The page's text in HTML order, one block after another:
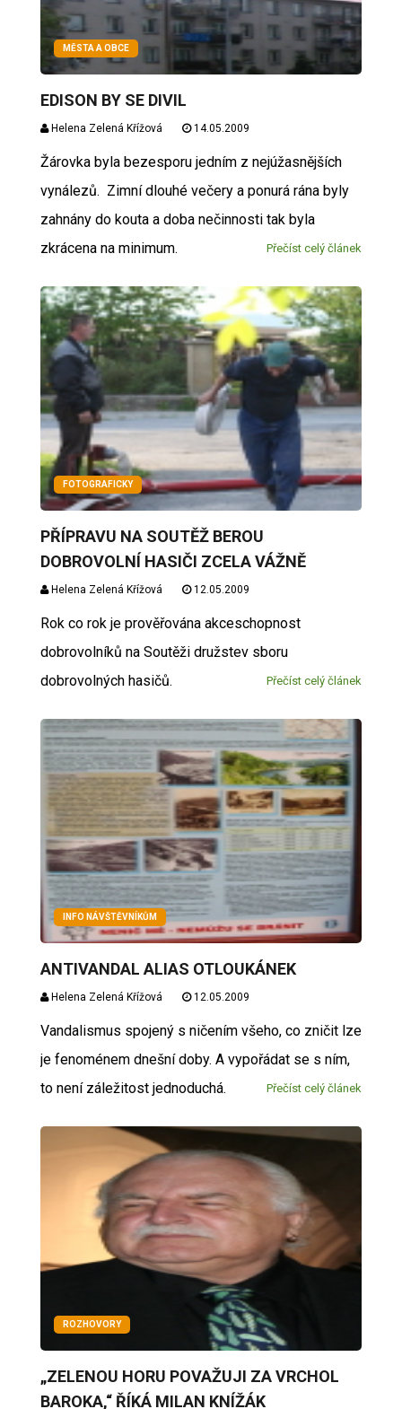
MĚSTA A OBCE
EDISON BY SE DIVIL
Helena Zelená Křížová 14.05.2009
Žárovka byla bezesporu jedním z nejúžasnějších
vynálezů. Zimní dlouhé večery a ponurá rána byly
zahnány do kouta a doba nečinnosti tak byla
zkrácena na minimum.
Přečíst celý článek
FOTOGRAFICKY
PŘÍPRAVU NA SOUTĚŽ BEROU
DOBROVOLNÍ HASIČI ZCELA VÁŽNĚ
Helena Zelená Křížová 12.05.2009
Rok co rok je prověřována akceschopnost
dobrovolníků na Soutěži družstev sboru
dobrovolných hasičů.
Přečíst celý článek
INFO NÁVŠTĚVNÍKŮM
ANTIVANDAL ALIAS OTLOUKÁNEK
Helena Zelená Křížová 12.05.2009
Vandalismus spojený s ničením všeho, co zničit lze
je fenoménem dnešní doby. A vypořádat se s ním,
to není záležitost jednoduchá.
Přečíst celý článek
ROZHOVORY
„ZELENOU HORU POVAŽUJI ZA VRCHOL
BAROKA,“ ŘÍKÁ MILAN KNÍŽÁK